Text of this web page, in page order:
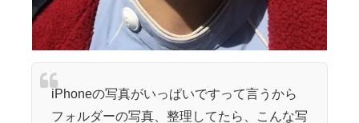
iPhoneの写真がいっぱいですって言うから
フォルダーの写真、整理してたら、こんな写